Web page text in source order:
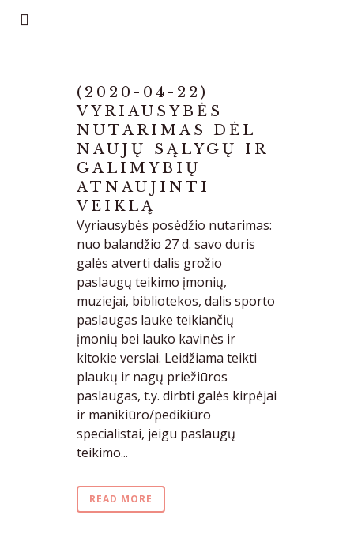
(2020-04-22)
VYRIAUSYBĖS
NUTARIMAS DĖL
NAUJŲ SĄLYGŲ IR
GALIMYBIŲ
ATNAUJINTI
VEIKLĄ
Vyriausybės posėdžio nutarimas:
nuo balandžio 27 d. savo duris
galės atverti dalis grožio
paslaugų teikimo įmonių,
muziejai, bibliotekos, dalis sporto
paslaugas lauke teikiančių
įmonių bei lauko kavinės ir
kitokie verslai. Leidžiama teikti
plaukų ir nagų priežiūros
paslaugas, t.y. dirbti galės kirpėjai
ir manikiūro/pedikiūro
specialistai, jeigu paslaugų
teikimo...
READ MORE